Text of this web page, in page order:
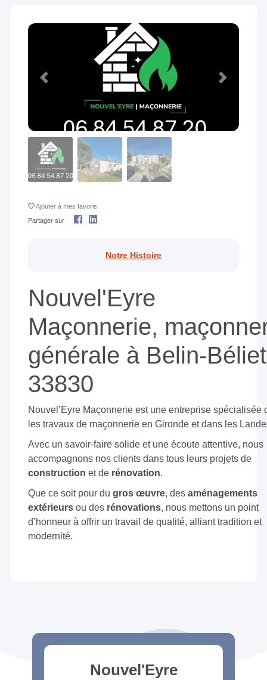
Previous Next
Ajouter à mes favoris
Partager sur
Notre Histoire
Nouvel'Eyre
Maçonnerie,
générale à Belin-Béliet
33830
Nouvel’Eyre Maçonnerie est une entreprise spécialisée
les travaux de maçonnerie en Gironde et dans les
Avec un savoir-faire solide et une écoute attentive, nous
accompagnons nos clients dans tous leurs projets de
construction et de rénovation.
Que ce soit pour du gros œuvre, des aménagements
extérieurs ou des rénovations, nous mettons un point
d’honneur à offrir un travail de qualité, alliant tradition et
modernité.
Nouvel'Eyre